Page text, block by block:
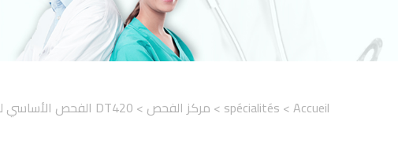
Accueil
> spécialités > مركز الفحص > DT420 الفحص الأساسي لرجال و النساء